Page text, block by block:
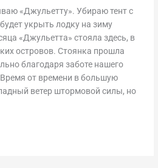
«Джульетту». Убираю тент с
укрыть лодку на зиму
«Джульетта» стояла здесь, в
островов. Стоянка прошла
благодаря заботе нашего
от времени в большую
ветер штормовой силы, но